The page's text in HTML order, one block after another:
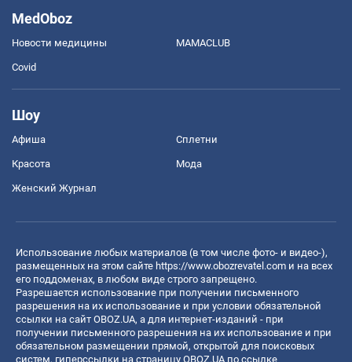
MedOboz
Новости медицины MAMACLUB
Covid
Шоу
Афиша Сплетни
Красота Мода
Женский Журнал
Использование любых материалов (в том числе фото- и видео-),
размещенных на этом сайте https://www.obozrevatel.com и на всех
его поддоменах, в любом виде строго запрещено.
Разрешается использование при получении письменного
разрешения на их использование и при условии обязательной
ссылки на сайт OBOZ.UA, а для интернет-изданий - при
получении письменного разрешения на их использование и при
обязательном размещении прямой, открытой для поисковых
систем, гиперссылки на страницу OBOZ.UA по ссылке